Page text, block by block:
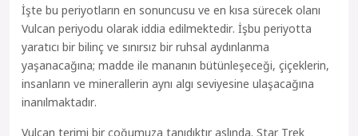
İşte bu periyotların en sonuncusu ve en kısa sürecek olanı
Vulcan periyodu olarak iddia edilmektedir. İşbu periyotta
yaratıcı bir bilinç ve sınırsız bir ruhsal aydınlanma
yaşanacağına; madde ile mananın bütünleşeceği, çiçeklerin,
insanların ve minerallerin aynı algı seviyesine ulaşacağına
inanılmaktadır.
Vulcan terimi bir çoğumuza tanıdıktır aslında. Star Trek